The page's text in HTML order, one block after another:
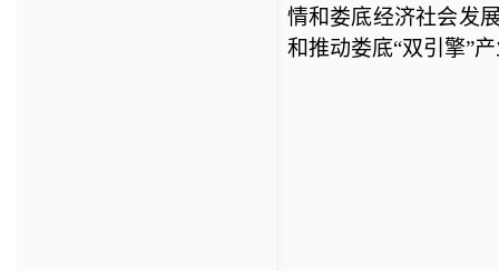
情和娄底经济社会发
和推动娄底“双引擎”